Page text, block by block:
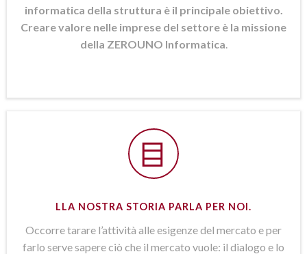
informatica della struttura è il principale obiettivo.
Creare valore nelle imprese del settore è la missione
della ZEROUNO Informatica
LLA NOSTRA STORIA PARLA PER NOI.
Occorre tarare l’attività alle esigenze del mercato e per
farlo serve sapere ciò che il mercato vuole: il dialogo e lo